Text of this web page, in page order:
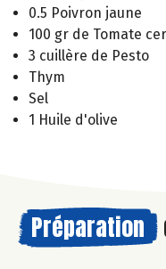
0.5 Poivron jaune
100 gr de Tomate
3 cuillère de Pesto
Thym
Sel
1 Huile d'olive
Préparation